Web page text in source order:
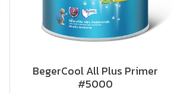
BegerCool All Plus Primer
#5000